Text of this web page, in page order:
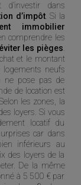
d’investir dans
d’impôt. Si la
immobilier
comprendre les
éviter les pièges
et le montant
logements neufs
ne pose pas de
de location est
les zones, la
loyers. Si vous
locatif du
car dans
inférieurs au
des loyers de la
De la même
à 5 500 € par